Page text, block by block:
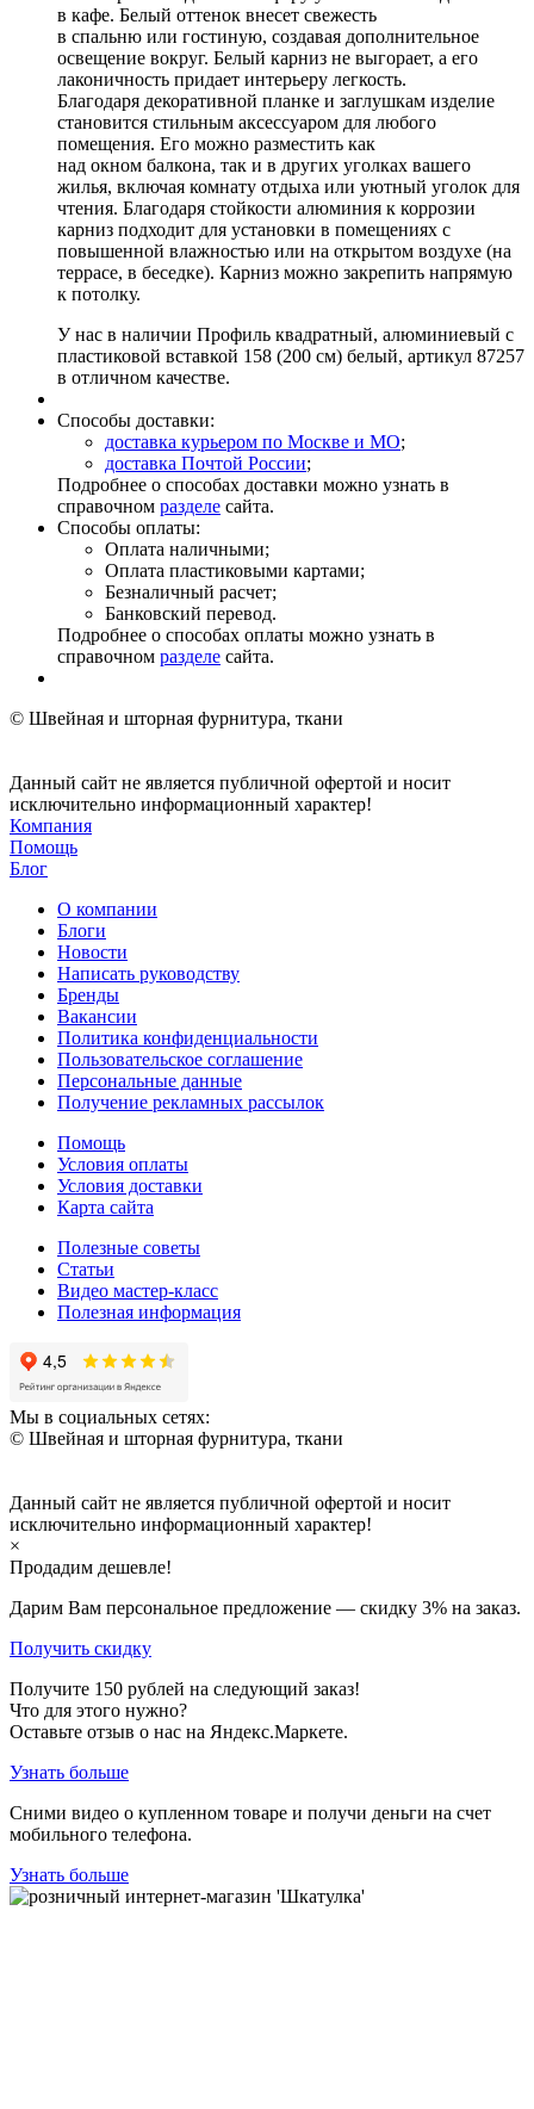
в кафе. Белый оттенок внесет свежесть
в спальню или гостиную, создавая дополнительное
освещение вокруг. Белый карниз не выгорает, а его
лаконичность придает интерьеру легкость.
Благодаря декоративной планке и заглушкам изделие
становится стильным аксессуаром для любого
помещения. Его можно разместить как
над окном балкона, так и в других уголках вашего
жилья, включая комнату отдыха или уютный уголок для
чтения. Благодаря стойкости алюминия к коррозии
карниз подходит для установки в помещениях с
повышенной влажностью или на открытом воздухе (на
террасе, в беседке). Карниз можно закрепить напрямую
к потолку.
У нас в наличии Профиль квадратный, алюминиевый с
пластиковой вставкой 158 (200 см) белый, артикул 87257
в отличном качестве.
Способы доставки:
доставка курьером по Москве и МО;
доставка Почтой России;
Подробнее о способах доставки можно узнать в
справочном разделе сайта.
Способы оплаты:
Оплата наличными;
Оплата пластиковыми картами;
Безналичный расчет;
Банковский перевод.
Подробнее о способах оплаты можно узнать в
справочном разделе сайта.
© Швейная и шторная фурнитура, ткани
Данный сайт не является публичной офертой и носит
исключительно информационный характер!
Компания
Помощь
Блог
О компании
Блоги
Новости
Написать руководству
Бренды
Вакансии
Политика конфиденциальности
Пользовательское соглашение
Персональные данные
Получение рекламных рассылок
Помощь
Условия оплаты
Условия доставки
Карта сайта
Полезные советы
Статьи
Видео мастер-класс
Полезная информация
Мы в социальных сетях:
© Швейная и шторная фурнитура, ткани
Данный сайт не является публичной офертой и носит
исключительно информационный характер!
×
Продадим дешевле!
Дарим Вам персональное предложение — скидку 3% на заказ.
Получить скидку
Получите 150 рублей на следующий заказ!
Что для этого нужно?
Оставьте отзыв о нас на Яндекс.Маркете.
Узнать больше
Сними видео о купленном товаре и получи деньги на счет
мобильного телефона.
Узнать больше